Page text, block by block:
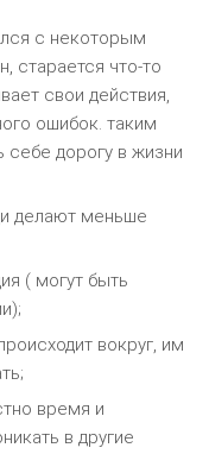
с некоторым
старается что-то
свои действия,
ошибок. таким
себе дорогу в жизни
делают меньше
( могут быть
вокруг, им
время и
в другие